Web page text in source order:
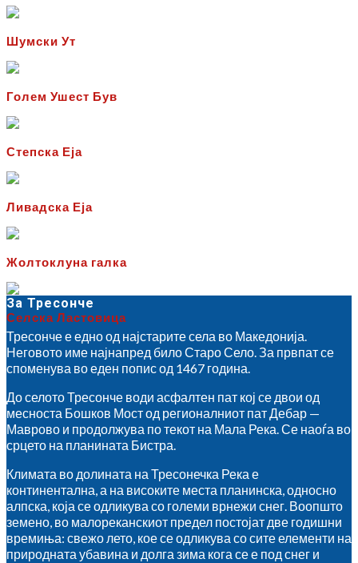
Шумски Ут
Голем Ушест Був
Степска Еја
Ливадска Еја
Жолтоклуна галка
Селска Ластовица
За Тресонче
Тресонче е едно од најстарите села во Македонија.
Неговото име најнапред било Старо Село. За првпат се
споменува во еден попис од 1467 година.
До селото Тресонче води асфалтен пат кој се двои од
месноста Бошков Мост од регионалниот пат Дебар —
Маврово и продолжува по текот на Мала Река. Се наоѓа во
срцето на планината Бистра.
Климата во долината на Тресонечка Река е
континентална, а на високите места планинска, односно
алпска, која се одликува со големи врнежи снег. Воопшто
земено, во малореканскиот предел постојат две годишни
времиња: свежо лето, кое се одликува со сите елементи на
природната убавина и долга зима кога се е под снег и